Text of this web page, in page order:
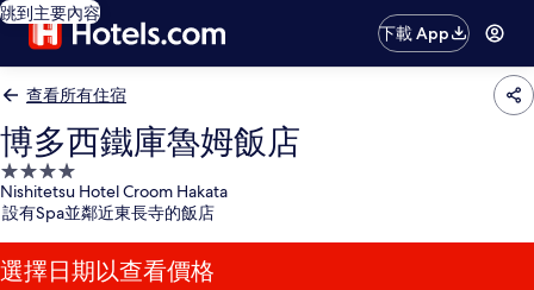
跳到主要內容
下載 App
查看所有住宿
博多西鐵庫魯姆飯店
4.0
星
級
住
宿
Nishitetsu Hotel Croom Hakata
設有Spa並鄰近東長寺的飯店
選擇日期以查看價格